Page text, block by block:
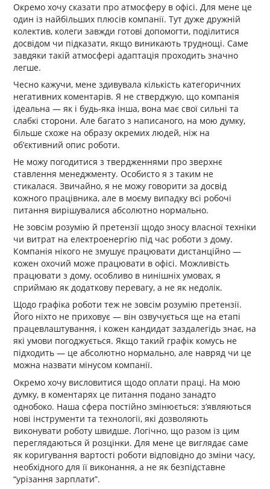
Окремо хочу сказати про атмосферу в офісі. Для мене це
один із найбільших плюсів компанії. Тут дуже дружній
колектив, колеги завжди готові допомогти, поділитися
досвідом чи підказати, якщо виникають труднощі. Саме
завдяки такій атмосфері адаптація проходить значно
легше.
Чесно кажучи, мене здивувала кількість категоричних
негативних коментарів. Я не стверджую, що компанія
ідеальна — як і будь-яка інша, вона має свої сильні та
слабкі сторони. Але багато з написаного, на мою думку,
більше схоже на образу окремих людей, ніж на
об’єктивний опис роботи.
Не можу погодитися з твердженнями про зверхнє
ставлення менеджменту. Особисто я з таким не
стикалася. Звичайно, я не можу говорити за досвід
кожного працівника, але в моєму випадку всі робочі
питання вирішувалися абсолютно нормально.
Не зовсім розумію й претензії щодо зносу власної техніки
чи витрат на електроенергію під час роботи з дому.
Компанія нікого не змушує працювати дистанційно —
кожен охочий може працювати в офісі. Можливість
працювати з дому, особливо в нинішніх умовах, я
сприймаю як додаткову перевагу, а не як недолік.
Щодо графіка роботи теж не зовсім розумію претензії.
Його ніхто не приховує — він озвучується ще на етапі
працевлаштування, і кожен кандидат заздалегідь знає, на
які умови погоджується. Якщо такий графік комусь не
підходить — це абсолютно нормально, але навряд чи це
можна назвати мінусом компанії.
Окремо хочу висловитися щодо оплати праці. На мою
думку, в коментарях це питання подано занадто
однобоко. Наша сфера постійно змінюється: з’являються
нові інструменти та технології, які дозволяють
виконувати роботу швидше. Логічно, що разом із цим
переглядаються й розцінки. Для мене це виглядає саме
як коригування вартості роботи відповідно до зміни часу,
необхідного для її виконання, а не як безпідставне
“урізання зарплати”.